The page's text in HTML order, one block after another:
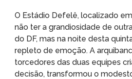
O Estádio Defelê, localizado
não ter a grandiosidade de
do DF, mas na noite desta
repleto de emoção. A
torcedores das duas equipes
decisão, transformou o